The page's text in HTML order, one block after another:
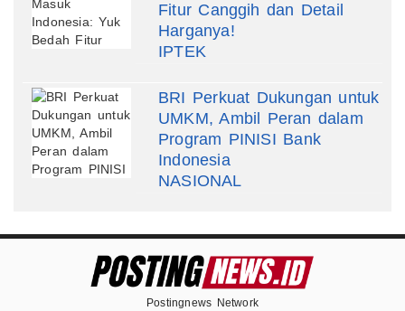
Fitur Canggih dan Detail
Harganya!
IPTEK
BRI Perkuat Dukungan untuk
UMKM, Ambil Peran dalam
Program PINISI Bank
Indonesia
NASIONAL
Postingnews Network